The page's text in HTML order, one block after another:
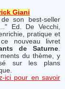
Giani
son best-seller
Ed. De Vecchi,
pratique et
nouveau livret
de Saturne.
du thème, y
sur les plans
ici pour en savoir